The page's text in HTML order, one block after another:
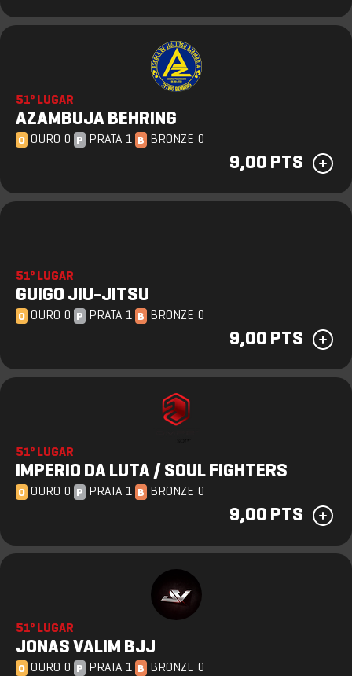
51º LUGAR
AZAMBUJA BEHRING
O OURO 0 P PRATA 1 B BRONZE 0
9,00 PTS
51º LUGAR
GUIGO JIU-JITSU
O OURO 0 P PRATA 1 B BRONZE 0
9,00 PTS
51º LUGAR
IMPERIO DA LUTA / SOUL FIGHTERS
O OURO 0 P PRATA 1 B BRONZE 0
9,00 PTS
51º LUGAR
JONAS VALIM BJJ
O OURO 0 P PRATA 1 B BRONZE 0